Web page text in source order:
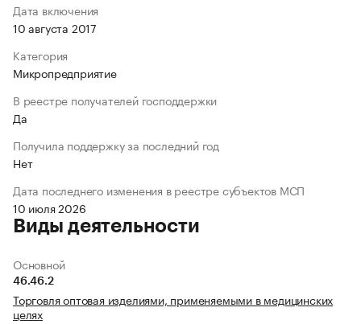
Дата включения
10 августа 2017
Категория
Микропредприятие
В реестре получателей господдержки
Да
Получила поддержку за последний год
Нет
Дата последнего изменения в реестре субъектов МСП
10 июля 2026
Виды деятельности
Основной
46.46.2
Торговля оптовая изделиями, применяемыми в медицинских
целях